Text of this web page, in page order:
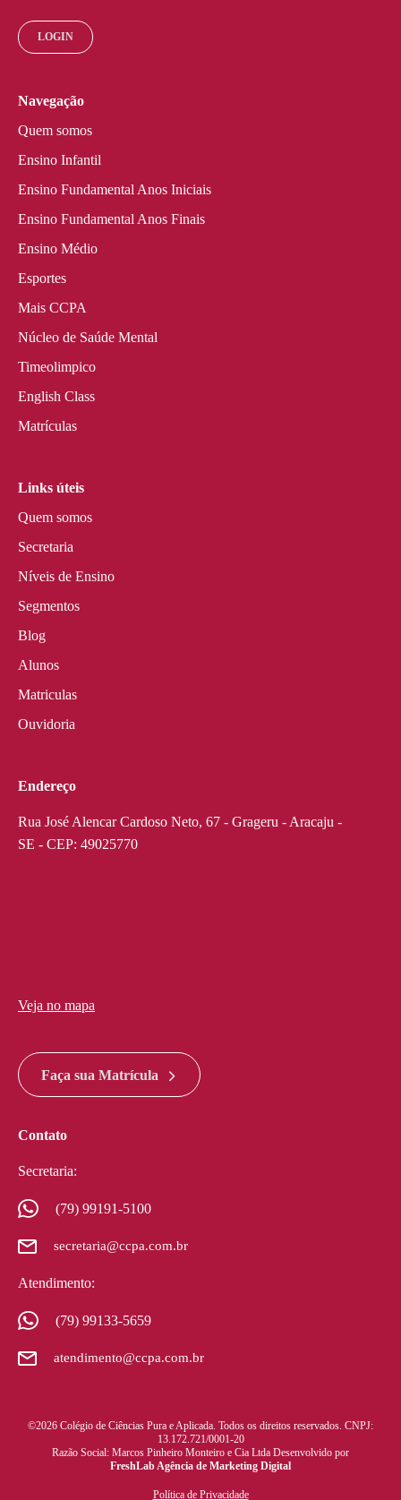
LOGIN
Navegação
Quem somos
Ensino Infantil
Ensino Fundamental Anos Iniciais
Ensino Fundamental Anos Finais
Ensino Médio
Esportes
Mais CCPA
Núcleo de Saúde Mental
Timeolimpico
English Class
Matrículas
Links úteis
Quem somos
Secretaria
Níveis de Ensino
Segmentos
Blog
Alunos
Matriculas
Ouvidoria
Endereço
Rua José Alencar Cardoso Neto, 67 - Grageru - Aracaju -
SE - CEP: 49025770
Veja no mapa
Faça sua Matrícula
Contato
Secretaria:
(79) 99191-5100
secretaria@ccpa.com.br
Atendimento:
(79) 99133-5659
atendimento@ccpa.com.br
©2026 Colégio de Ciências Pura e Aplicada. Todos os direitos reservados. CNPJ:
13.172.721/0001-20
Razão Social: Marcos Pinheiro Monteiro e Cia Ltda Desenvolvido por
FreshLab Agência de Marketing Digital
Política de Privacidade